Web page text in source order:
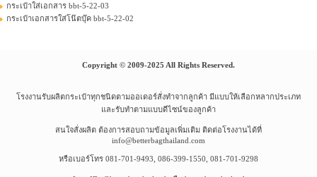
กระเป๋าใส่เอกสาร bbt-5-22-03
กระเป๋าเอกสารใส่โน๊ตบุ๊ค bbt-5-22-02
Copyright © 2009-2025 All Rights Reserved.
โรงงานรับผลิตกระเป๋าทุกชนิดตามออเดอร์สั่งทำจากลูกค้า มีแบบให้เลือกหลากประเภท
และรับทำตามแบบดีไซน์ของลูกค้า
สนใจสั่งผลิต ต้องการสอบถามข้อมูลเพิ่มเติม ติดต่อโรงงานได้ที่
info@betterbagthailand.com
หรือเบอร์โทร 081-701-9493, 086-399-1550, 081-701-9298